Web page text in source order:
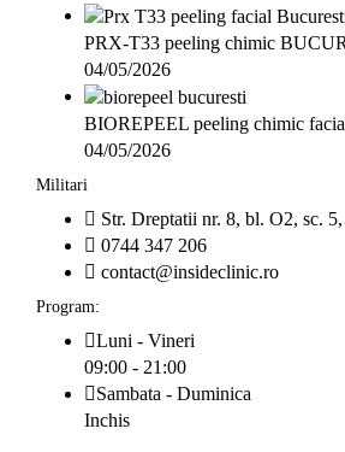
PRX-T33 peeling chimic
04/05/2026
BIOREPEEL peeling chimic
04/05/2026
Militari
Str. Dreptatii nr. 8, bl. O2, sc.
0744 347 206
contact@insideclinic.ro
Program:
Luni - Vineri
09:00 - 21:00
Sambata - Duminica
Inchis